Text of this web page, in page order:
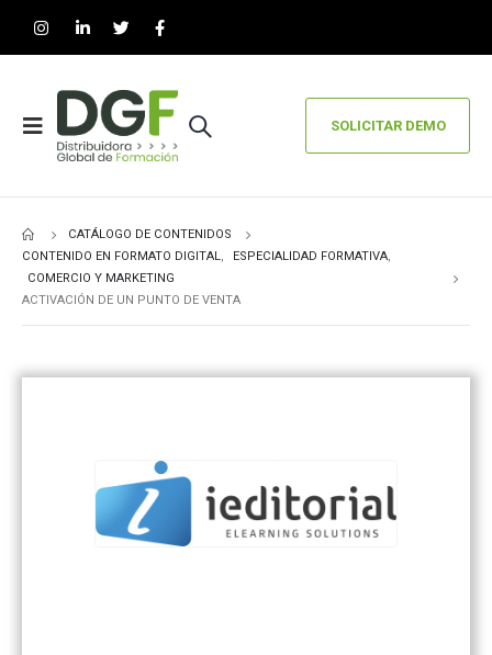
SOLICITAR DEMO
CATÁLOGO DE CONTENIDOS
CONTENIDO EN FORMATO DIGITAL, ESPECIALIDAD FORMATIVA,
COMERCIO Y MARKETING
ACTIVACIÓN DE UN PUNTO DE VENTA